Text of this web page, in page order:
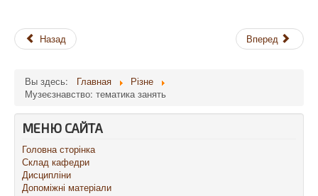
Назад Вперед
Вы здесь: Главная
Різне
Музеєзнавство: тематика занять
МЕНЮ САЙТА
Головна сторінка
Склад кафедри
Дисципліни
Допоміжні матеріали